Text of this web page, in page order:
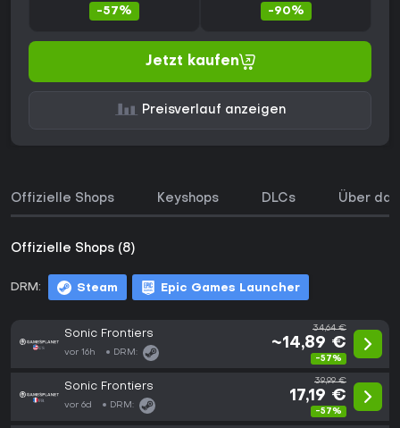
-57% -90%
Jetzt kaufen
Preisverlauf anzeigen
Offizielle Shops Keyshops DLCs Über
Offizielle Shops (8)
DRM: Steam Epic Games Launcher
Sonic Frontiers
vor 16h DRM:
34,64 €
~14,89 €
-57%
Sonic Frontiers
vor 6d DRM:
39,99 €
17,19 €
-57%